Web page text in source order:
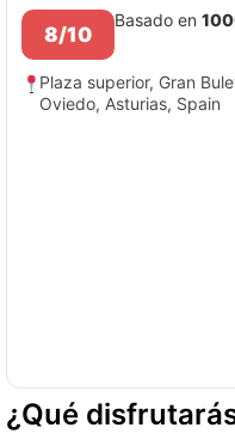
8/10
Basado en
Plaza superior, Gran
Oviedo, Asturias, Spain
¿Qué